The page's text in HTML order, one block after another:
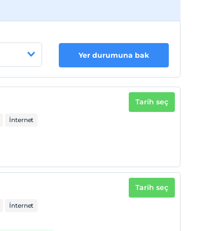
Yer durumuna bak
İnternet
Tarih seç
İnternet
Tarih seç